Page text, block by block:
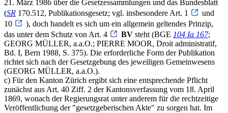
21. März 1986 über die Gesetzessammlungen und das Bundesblatt
(SR 170.512, Publikationsgesetz; vgl. insbesondere Art. 1
und
10
), doch handelt es sich um ein allgemein geltendes Prinzip,
das unter dem Schutz von Art. 4
BV steht (BGE 104 Ia 167;
GEORG MÜLLER, a.a.O.; PIERRE MOOR, Droit administratif,
Bd. I, Bern 1988, S. 375). Die erforderliche Form der Publikation
richtet sich nach der Gesetzgebung des jeweiligen Gemeinwesens
(GEORG MÜLLER, a.a.O.).
c) Für den Kanton Zürich ergibt sich eine entsprechende Pflicht
zunächst aus Art. 40 Ziff. 2 der Kantonsverfassung vom 18. April
1869, wonach der Regierungsrat unter anderem für die rechtzeitige
Veröffentlichung der "gesetzgeberischen Akte" zu sorgen hat. Im